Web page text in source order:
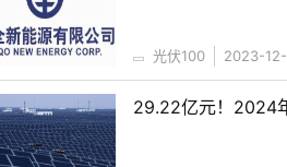
光伏100 2023-
29.22亿元！2024